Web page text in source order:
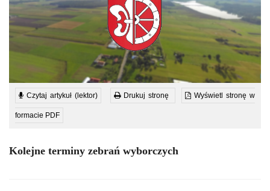
Czytaj artykuł (lektor) Drukuj stronę Wyświetl stronę w
formacie PDF
Kolejne terminy zebrań wyborczych